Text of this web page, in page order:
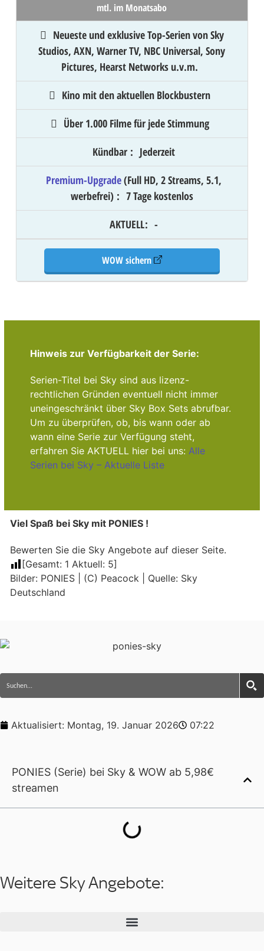
mtl. im Monatsabo
Neueste und exklusive Top-Serien von Sky
Studios, AXN, Warner TV, NBC Universal, Sony
Pictures, Hearst Networks u.v.m.
Kino mit den aktuellen Blockbustern
Über 1.000 Filme für jede Stimmung
Kündbar : Jederzeit
Premium-Upgrade(Full HD, 2 Streams, 5.1,
werbefrei) : 7 Tage kostenlos
AKTUELL: -
WOW sichern
Hinweis zur Verfügbarkeit der Serie:
Serien-Titel bei Sky sind aus lizenz-
rechtlichen Gründen eventuell nicht immer
uneingeschränkt über Sky Box Sets abrufbar.
Um zu überprüfen, ob, bis wann oder ab
wann eine Serie zur Verfügung steht,
erfahren Sie AKTUELL hier bei uns: Alle
Serien bei Sky – Aktuelle Liste
Viel Spaß bei Sky mit PONIES !
Bewerten Sie die Sky Angebote auf dieser Seite.
[Gesamt: 1 Aktuell: 5]
Bilder: PONIES | (C) Peacock | Quelle: Sky
Deutschland
Aktualisiert: Montag, 19. Januar 2026 07:22
PONIES (Serie) bei Sky & WOW ab 5,98€
streamen
Weitere Sky Angebote: